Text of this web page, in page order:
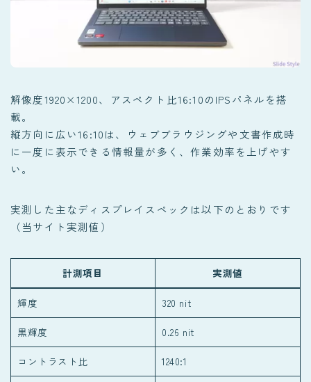
解像度1920×1200、アスペクト比16:10のIPSパネルを搭
載。
縦方向に広い16:10は、ウェブブラウジングや文書作成時
に一度に表示できる情報量が多く、作業効率を上げやす
い。
実測した主なディスプレイスペックは以下のとおりです
（当サイト実測値）
計測項目 実測値
輝度 320 nit
黒輝度 0.26 nit
コントラスト比 1240:1